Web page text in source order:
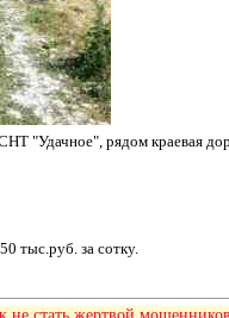
"Удачное", рядом краевая
тыс.руб. за сотку.